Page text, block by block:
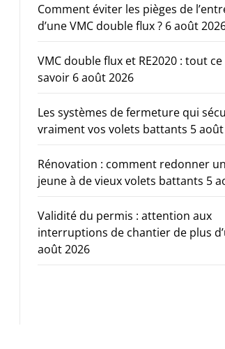
Comment éviter les pièges de
d’une VMC double flux ? 6 août
VMC double flux et RE2020 : tout ce
savoir 6 août 2026
Les systèmes de fermeture qui
vraiment vos volets battants 5
Rénovation : comment redonner
jeune à de vieux volets battants 5
Validité du permis : attention aux
interruptions de chantier de plus
août 2026